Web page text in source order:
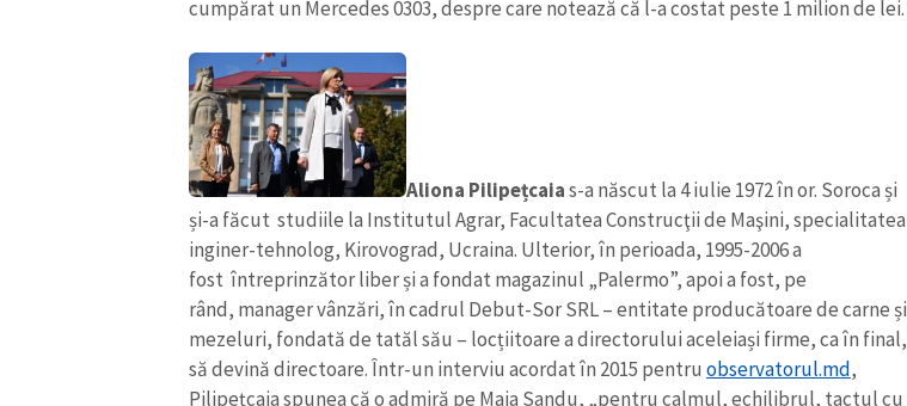
cumpărat un Mercedes 0303, despre care notează că l-a costat peste 1 milion de lei.
Aliona Pilipețcaias-a născut la 4 iulie 1972 în or. Soroca și
și-a făcut studiile la Institutul Agrar, Facultatea Construcţii de Maşini, specialitatea
inginer-tehnolog, Kirovograd, Ucraina. Ulterior, în perioada, 1995-2006 a
fost întreprinzător liber și a fondat magazinul „Palermo”, apoi a fost, pe
rând, manager vânzări, în cadrul Debut-Sor SRL – entitate producătoare de carne și
mezeluri, fondată de tatăl său – locțiitoare a directorului aceleiași firme, ca în final,
să devină directoare. Într-un interviu acordat în 2015 pentru observatorul.md,
Pilipețcaia spunea că o admiră pe Maia Sandu, „pentru calmul, echilibrul, tactul cu
Mesajul știrei